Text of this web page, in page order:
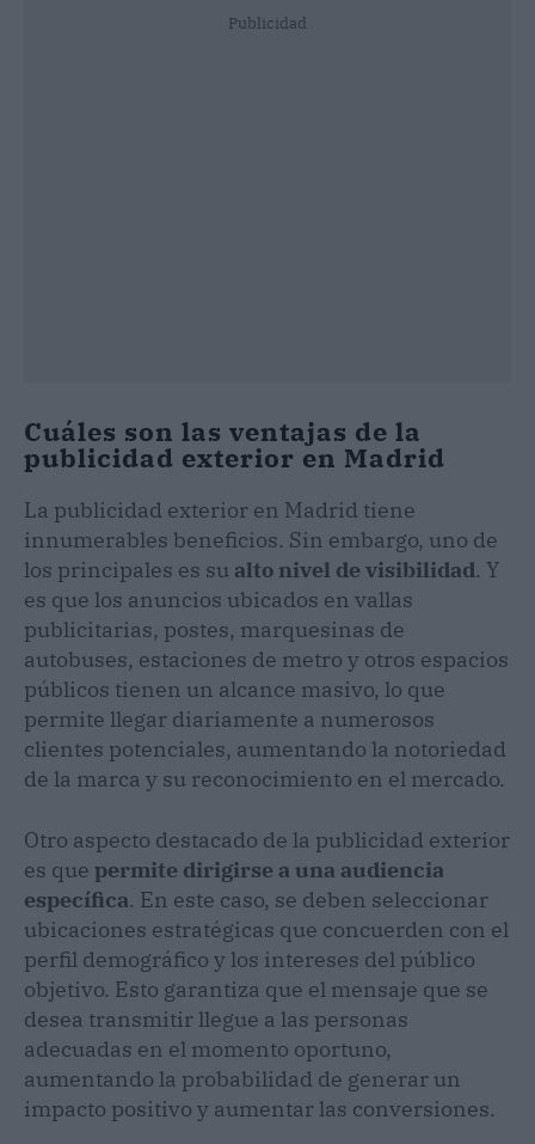
Publicidad
Cuáles son las ventajas de la
publicidad exterior en Madrid
La publicidad exterior en Madrid tiene
innumerables beneficios. Sin embargo, uno de
los principales es su alto nivel de visibilidad. Y
es que los anuncios ubicados en vallas
publicitarias, postes, marquesinas de
autobuses, estaciones de metro y otros espacios
públicos tienen un alcance masivo, lo que
permite llegar diariamente a numerosos
clientes potenciales, aumentando la notoriedad
de la marca y su reconocimiento en el mercado.
Otro aspecto destacado de la publicidad exterior
es que permite dirigirse a una audiencia
específica. En este caso, se deben seleccionar
ubicaciones estratégicas que concuerden con el
perfil demográfico y los intereses del público
objetivo. Esto garantiza que el mensaje que se
desea transmitir llegue a las personas
adecuadas en el momento oportuno,
aumentando la probabilidad de generar un
impacto positivo y aumentar las conversiones.